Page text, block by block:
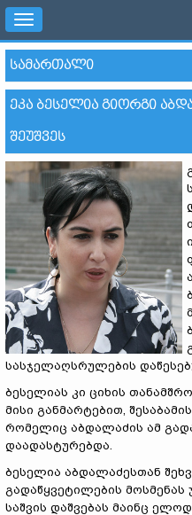
Toggle
navigation
ᲡᲐᲛᲐᲠᲗᲐᲚᲘ
ᲔᲙᲐ ᲑᲔᲡᲔᲚᲘᲐ ᲒᲘᲝᲠᲒᲘ
ᲨᲔᲣᲨᲕᲔᲡ
სასჯელაღსრულების
ბესელიას კი ციხის
მისი განმარტებით,
რომელიც აბდალაძის ამ
დაადასტურებდა.
ბესელია აბდალაძესთან
გადაწყვეტილების
საშვის დაშვებას მაინც